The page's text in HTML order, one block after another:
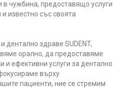
в чужбина, предоставящо услуги
известно със своята
дентално здраве SUDENT,
орално, да предоставяме
и ефективни услуги за дентално
върху
пациенти, ние се стремим